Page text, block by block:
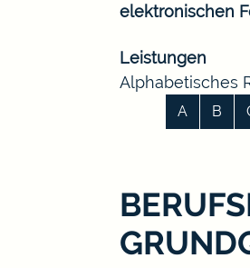
elektronischen
Leistungen
Alphabetisches
A B